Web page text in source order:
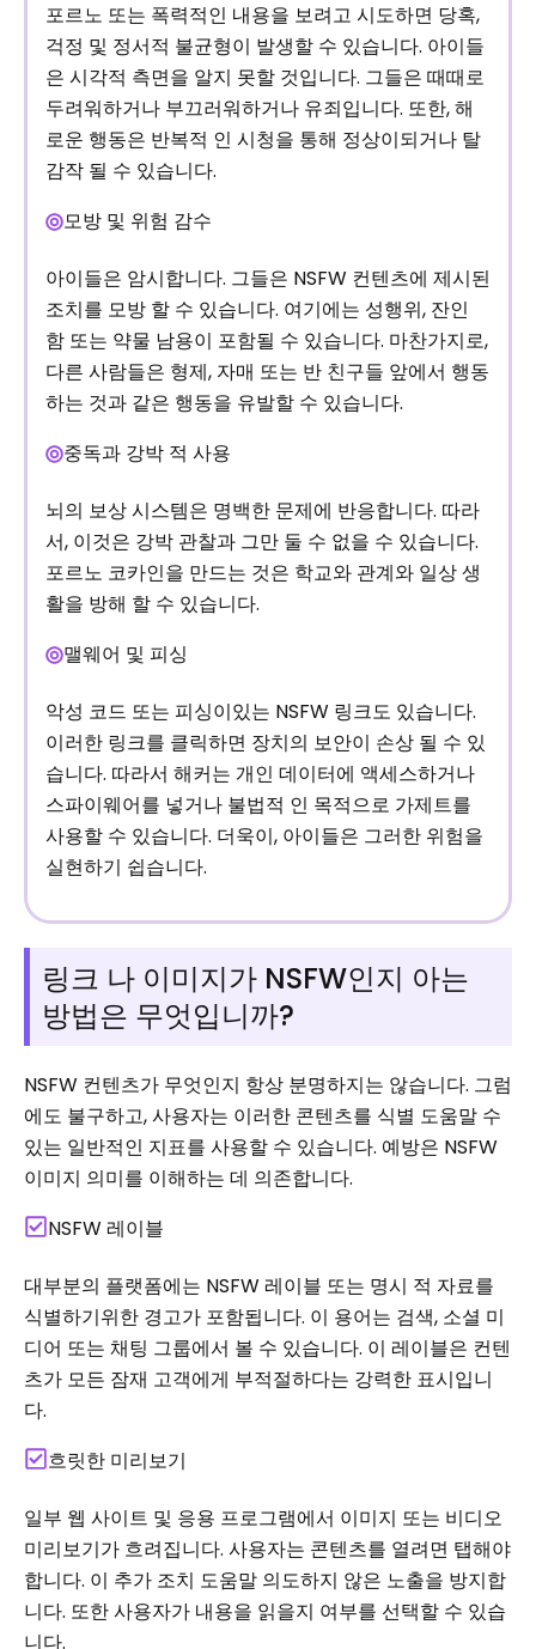
포르노 또는 폭력적인 내용을 보려고 시도하면 당혹,
걱정 및 정서적 불균형이 발생할 수 있습니다. 아이들
은 시각적 측면을 알지 못할 것입니다. 그들은 때때로
두려워하거나 부끄러워하거나 유죄입니다. 또한, 해
로운 행동은 반복적 인 시청을 통해 정상이되거나 탈
감작 될 수 있습니다.
모방 및 위험 감수
아이들은 암시합니다. 그들은 NSFW 컨텐츠에 제시된
조치를 모방 할 수 있습니다. 여기에는 성행위, 잔인
함 또는 약물 남용이 포함될 수 있습니다. 마찬가지로,
다른 사람들은 형제, 자매 또는 반 친구들 앞에서 행동
하는 것과 같은 행동을 유발할 수 있습니다.
중독과 강박 적 사용
뇌의 보상 시스템은 명백한 문제에 반응합니다. 따라
서, 이것은 강박 관찰과 그만 둘 수 없을 수 있습니다.
포르노 코카인을 만드는 것은 학교와 관계와 일상 생
활을 방해 할 수 있습니다.
맬웨어 및 피싱
악성 코드 또는 피싱이있는 NSFW 링크도 있습니다.
이러한 링크를 클릭하면 장치의 보안이 손상 될 수 있
습니다. 따라서 해커는 개인 데이터에 액세스하거나
스파이웨어를 넣거나 불법적 인 목적으로 가제트를
사용할 수 있습니다. 더욱이, 아이들은 그러한 위험을
실현하기 쉽습니다.
링크 나 이미지가 NSFW인지 아는
방법은 무엇입니까?
NSFW 컨텐츠가 무엇인지 항상 분명하지는 않습니다. 그럼
에도 불구하고, 사용자는 이러한 콘텐츠를 식별 도움말 수
있는 일반적인 지표를 사용할 수 있습니다. 예방은 NSFW
이미지 의미를 이해하는 데 의존합니다.
NSFW 레이블
대부분의 플랫폼에는 NSFW 레이블 또는 명시 적 자료를
식별하기위한 경고가 포함됩니다. 이 용어는 검색, 소셜 미
디어 또는 채팅 그룹에서 볼 수 있습니다. 이 레이블은 컨텐
츠가 모든 잠재 고객에게 부적절하다는 강력한 표시입니
다.
흐릿한 미리보기
일부 웹 사이트 및 응용 프로그램에서 이미지 또는 비디오
미리보기가 흐려집니다. 사용자는 콘텐츠를 열려면 탭해야
합니다. 이 추가 조치 도움말 의도하지 않은 노출을 방지합
니다. 또한 사용자가 내용을 읽을지 여부를 선택할 수 있습
니다.